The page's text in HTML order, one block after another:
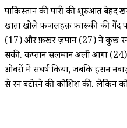
पाकिस्तान की पारी की शुरुआत बेहद
खाता खोले फ़ज़लहक़ फ़ारूकी की गेंद
(17) और फ़खर ज़मान (27) ने कुछ रन
सकी. कप्तान सलमान अली आगा
ओवरों में संघर्ष किया, जबकि हसन
से रन बटोरने की कोशिश की. लेकिन